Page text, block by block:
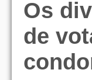
Os
de